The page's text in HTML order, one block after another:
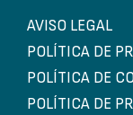
AVISO LEGAL
POLÍTICA DE
POLÍTICA DE
POLÍTICA DE